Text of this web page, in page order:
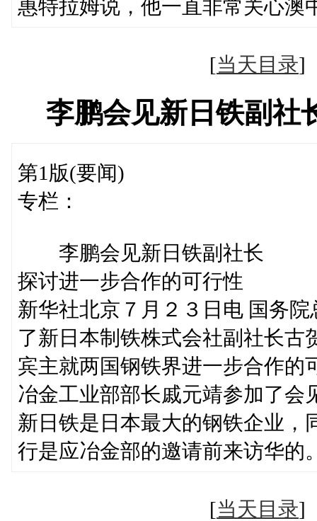
惠特拉姆说，他一直非常关心澳
[当天目录
李鹏会见新日铁副社
第1版(要闻)
专栏：
李鹏会见新日铁副社长
探讨进一步合作的可行性
新华社北京７月２３日电 国务
了新日本制铁株式会社副社长古
宾主就两国钢铁界进一步合作的
冶金工业部部长戚元靖参加了会
新日铁是日本最大的钢铁企业，
行是应冶金部的邀请前来访华的
[当天目录